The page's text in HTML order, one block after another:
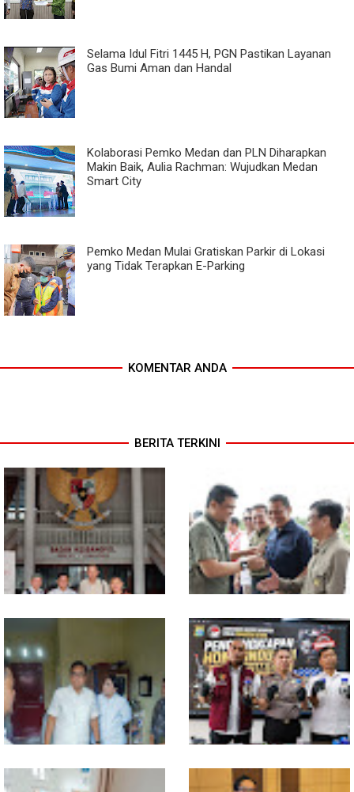
Selama Idul Fitri 1445 H, PGN Pastikan Layanan
Gas Bumi Aman dan Handal
Kolaborasi Pemko Medan dan PLN Diharapkan
Makin Baik, Aulia Rachman: Wujudkan Medan
Smart City
Pemko Medan Mulai Gratiskan Parkir di Lokasi
yang Tidak Terapkan E-Parking
KOMENTAR ANDA
BERITA TERKINI
MIO Indonesia Sumut Resmi
Daftarkan Organisasi ke
Kesbangpol, Langkah Awal
Perkuat Profesionalisme
Media Online
Komisi D DPRDSU Ikut Gubsu
Bobby Nasution Berkantor di
Nias